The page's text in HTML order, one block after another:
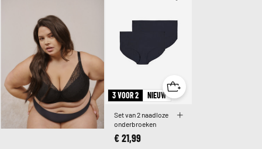
3 VOOR 2 NIEUW
Set van 2 naadloze
onderbroeken
€ 21,99